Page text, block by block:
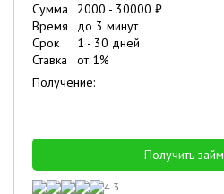
Сумма 2000 - 30000 ₽
Время
до 3 минут
Срок
1 - 30 дней
Ставка
от 1%
Получение:
Получить займ
4.3